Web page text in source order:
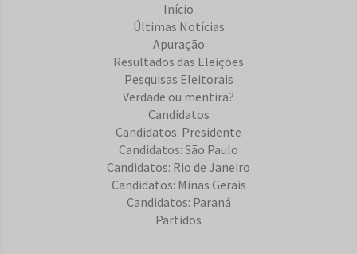
Início
Últimas Notícias
Apuração
Resultados das Eleições
Pesquisas Eleitorais
Verdade ou mentira?
Candidatos
Candidatos: Presidente
Candidatos: São Paulo
Candidatos: Rio de Janeiro
Candidatos: Minas Gerais
Candidatos: Paraná
Partidos